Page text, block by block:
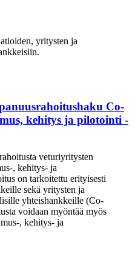
yritysten ja
Co-
kehitys ja pilotointi -
veturiyritysten
, kehitys- ja
on tarkoitettu erityisesti
sekä yritysten ja
yhteishankkeille (Co-
voidaan myöntää myös
, kehitys- ja